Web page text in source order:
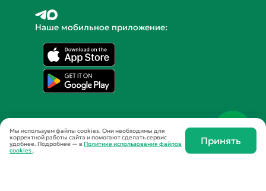
© 2014 - 2026 Yamdiet
Мы используем файлы cookies. Они необходимы для
корректной работы сайта и помогают сделать сервис
удобнее. Подробнее — в Политике использования файлов
cookies.
Принять